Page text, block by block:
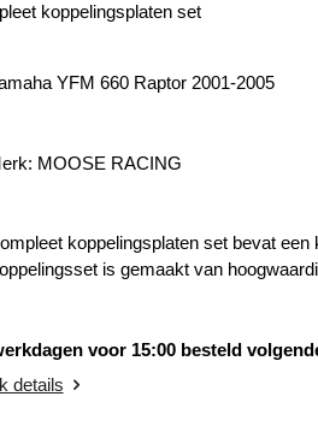
koppelingsplaten set
YFM 660 Raptor 2001-2005
MOOSE RACING
koppelingsplaten set bevat
is gemaakt van
voor 15:00 besteld
details